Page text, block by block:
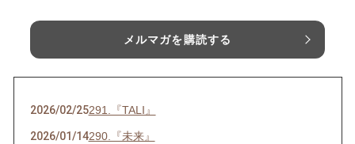
メルマガを購読する
2026/02/25291.『TALI』
2026/01/14290.『未来』